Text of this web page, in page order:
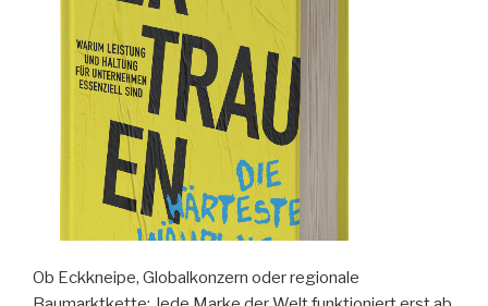
Ob Eckkneipe, Globalkonzern oder regionale